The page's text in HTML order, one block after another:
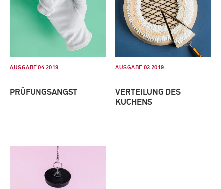
AUSGABE 04 2019
PRÜFUNGSANGST
AUSGABE 03 2019
VERTEILUNG DES
KUCHENS